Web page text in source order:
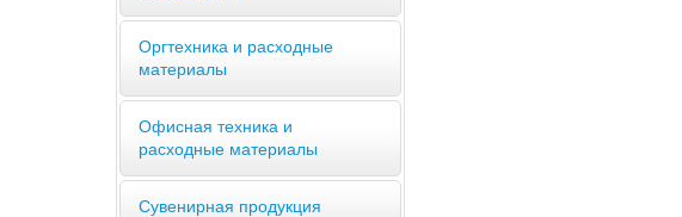
Оргтехника и расходные
материалы
Офисная техника и
расходные материалы
Сувенирная продукция